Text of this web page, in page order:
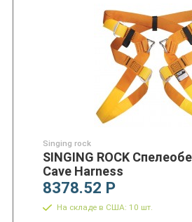
Singing rock
SINGING ROCK
Cave Harness
8378.52 Р
На складе в США: 10 шт.